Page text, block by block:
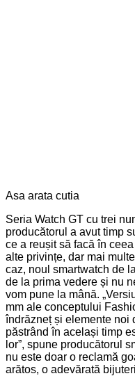
Asa arata cutia
Seria Watch GT cu trei
producătorul a avut timp
ce a reușit să facă în
alte privințe, dar mai
caz, noul smartwatch de
de la prima vedere și nu
vom pune la mână.
mm ale conceptului
îndrăzneț și elemente noi
păstrând în același timp
lor”, spune producătorul
nu este doar o reclamă
arătos, o adevărată